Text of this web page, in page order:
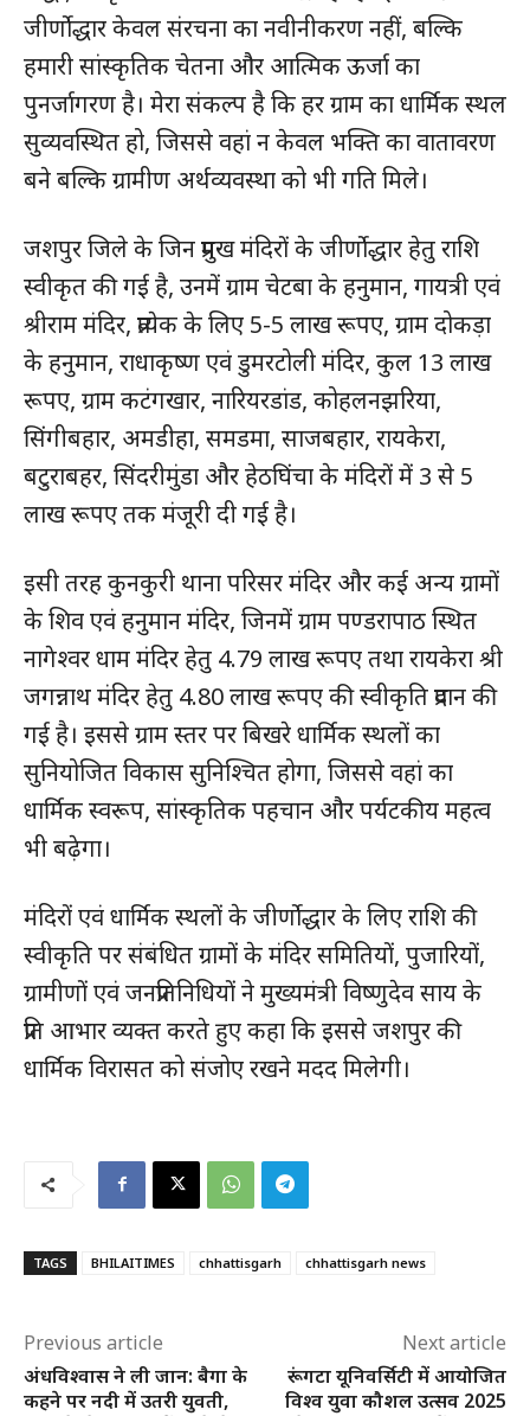
हमसे जुड़े
जीर्णाेद्धार केवल संरचना का नवीनीकरण नहीं, बल्कि
हमारी सांस्कृतिक चेतना और आत्मिक ऊर्जा का
पुनर्जागरण है। मेरा संकल्प है कि हर ग्राम का धार्मिक स्थल
सुव्यवस्थित हो, जिससे वहां न केवल भक्ति का वातावरण
बने बल्कि ग्रामीण अर्थव्यवस्था को भी गति मिले।
जशपुर जिले के जिन प्रमुख मंदिरों के जीर्णाेद्धार हेतु राशि
स्वीकृत की गई है, उनमें ग्राम चेटबा के हनुमान, गायत्री एवं
श्रीराम मंदिर, प्रत्येक के लिए 5-5 लाख रूपए, ग्राम दोकड़ा
के हनुमान, राधाकृष्ण एवं डुमरटोली मंदिर, कुल 13 लाख
रूपए, ग्राम कटंगखार, नारियरडांड, कोहलनझरिया,
सिंगीबहार, अमडीहा, समडमा, साजबहार, रायकेरा,
बटुराबहर, सिंदरीमुंडा और हेठघिंचा के मंदिरों में 3 से 5
लाख रूपए तक मंजूरी दी गई है।
इसी तरह कुनकुरी थाना परिसर मंदिर और कई अन्य ग्रामों
के शिव एवं हनुमान मंदिर, जिनमें ग्राम पण्डरापाठ स्थित
नागेश्वर धाम मंदिर हेतु 4.79 लाख रूपए तथा रायकेरा श्री
जगन्नाथ मंदिर हेतु 4.80 लाख रूपए की स्वीकृति प्रदान की
गई है। इससे ग्राम स्तर पर बिखरे धार्मिक स्थलों का
सुनियोजित विकास सुनिश्चित होगा, जिससे वहां का
धार्मिक स्वरूप, सांस्कृतिक पहचान और पर्यटकीय महत्व
भी बढ़ेगा।
मंदिरों एवं धार्मिक स्थलों के जीर्णोद्धार के लिए राशि की
स्वीकृति पर संबंधित ग्रामों के मंदिर समितियों, पुजारियों,
ग्रामीणों एवं जनप्रतिनिधियों ने मुख्यमंत्री विष्णुदेव साय के
प्रति आभार व्यक्त करते हुए कहा कि इससे जशपुर की
धार्मिक विरासत को संजोए रखने मदद मिलेगी।
TAGS BHILAITIMES chhattisgarh chhattisgarh news
Previous article
अंधविश्वास ने ली जान: बैगा के
कहने पर नदी में उतरी युवती,
Next article
रूंगटा यूनिवर्सिटी में आयोजित
विश्व युवा कौशल उत्सव 2025